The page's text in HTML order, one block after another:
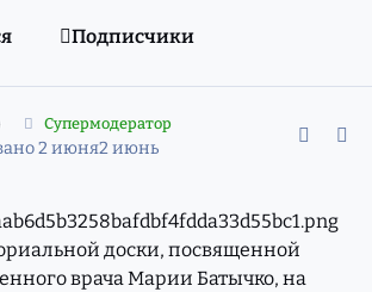
Подписчики
Супермодератор
2 июня2 июнь
доски, посвященной
врача Марии Батычко, на